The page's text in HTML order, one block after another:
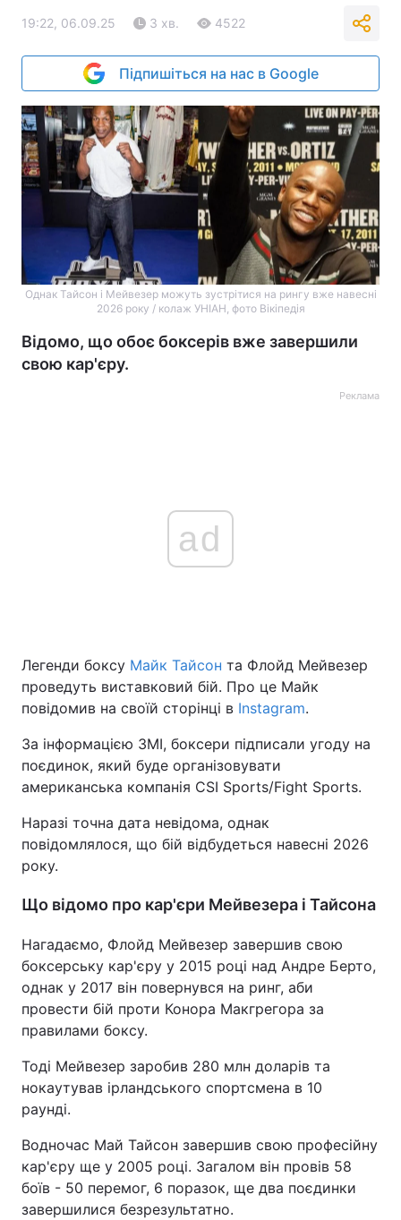
19:22, 06.09.25 3 хв. 4522
Підпишіться на нас в Google
Однак Тайсон і Мейвезер можуть зустрітися на рингу вже навесні
2026 року / колаж УНІАН, фото Вікіпедія
Відомо, що обоє боксерів вже завершили
свою кар'єру.
Реклама
ad
Легенди боксу Майк Тайсон та Флойд Мейвезер
проведуть виставковий бій. Про це Майк
повідомив на своїй сторінці в Instagram.
За інформацією ЗМІ, боксери підписали угоду на
поєдинок, який буде організовувати
американська компанія CSI Sports/Fight Sports.
Наразі точна дата невідома, однак
повідомлялося, що бій відбудеться навесні 2026
року.
Що відомо про кар'єри Мейвезера і Тайсона
Нагадаємо, Флойд Мейвезер завершив свою
боксерську кар'єру у 2015 році над Андре Берто,
однак у 2017 він повернувся на ринг, аби
провести бій проти Конора Макгрегора за
правилами боксу.
Тоді Мейвезер заробив 280 млн доларів та
нокаутував ірландського спортсмена в 10
раунді.
Водночас Май Тайсон завершив свою професійну
кар'єру ще у 2005 році. Загалом він провів 58
боїв - 50 перемог, 6 поразок, ще два поєдинки
завершилися безрезультатно.